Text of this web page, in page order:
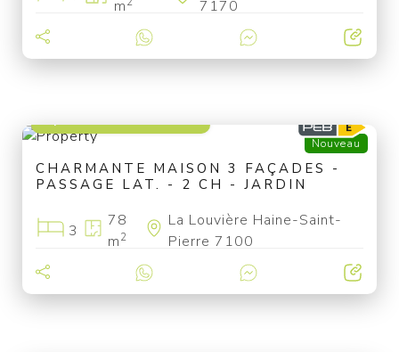
m
7170
Nouveau
CHARMANTE MAISON 3 FAÇADES -
PASSAGE LAT. - 2 CH - JARDIN
3
78
m2
La Louvière Haine-Saint-
Pierre 7100